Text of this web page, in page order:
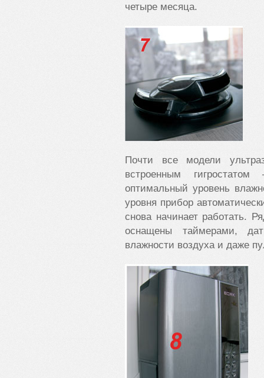
четыре месяца.
Почти все модели
встроенным
оптимальный уровень
уровня прибор
снова начинает работать.
оснащены таймерами,
влажности воздуха и даже